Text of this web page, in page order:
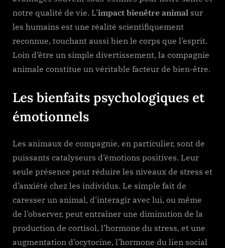
notre qualité de vie. L’impact bienêtre animal sur
les humains est une réalité scientifiquement
reconnue, touchant aussi bien le corps que l’esprit.
Loin d’être un simple divertissement, la compagnie
animale constitue un véritable facteur de bien-être.
Les bienfaits psychologiques et
émotionnels
Les animaux de compagnie, en particulier, sont de
puissants catalyseurs d’émotions positives. Leur
seule présence peut réduire les niveaux de stress et
d’anxiété chez les individus. Le simple fait de
caresser un animal, d’interagir avec lui, ou même
de l’observer, peut entraîner une diminution de la
production de cortisol, l’hormone du stress, et une
augmentation d’ocytocine, l’hormone du lien social